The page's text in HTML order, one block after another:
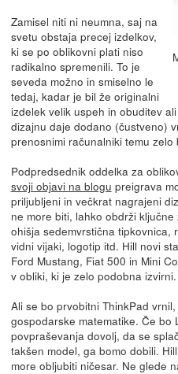
Zamisel niti ni neumna, saj na
svetu obstaja precej izdelkov,
ki se po oblikovni plati niso
radikalno spremenili. To je
seveda možno in smiselno le
tedaj, kadar je bil že originalni
izdelek velik uspeh in obuditev
dizajnu daje dodano (čustveno)
prenosnimi računalniki temu zelo
Podpredsednik oddelka za
svoji objavi na blogu preigrava
priljubljeni in večkrat nagrajeni
ne more biti, lahko obdrži
ohišja sedemvrstična tipkovnica,
vidni vijaki, logotip itd. Hill novi
Ford Mustang, Fiat 500 in Mini
v obliki, ki je zelo podobna izvirni.
Ali se bo prvobitni ThinkPad
gospodarske matematike. Če bo
povpraševanja dovolj, da se
takšen model, ga bomo dobili.
more obljubiti ničesar. Ne glede